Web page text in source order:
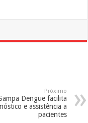
Próximo
Dengue facilita
e assistência a
pacientes